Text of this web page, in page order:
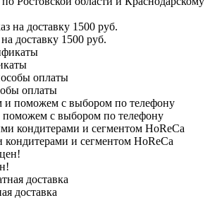
доставку 1500 руб.
оплаты
поможем с выбором по телефону
кондитерами и сегментом HoReCa
доставка